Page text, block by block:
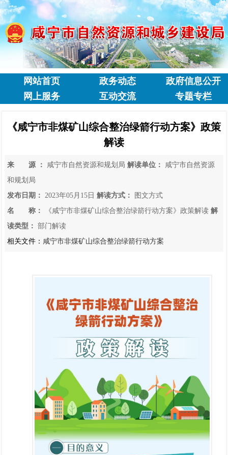
网站首页 政务动态
政府信息公开
网上服务
互动交流 专题专栏
《咸宁市非煤矿山综合整治绿箭行动方案》政策
解读
来 源 ： 咸宁市自然资源和规划局 解读单位：
咸宁市自然资源
和规划局
发布日期：
2023年05月15日 解读方式：
图文方式
名 称：
《咸宁市非煤矿山综合整治绿箭行动方案》政策解读 解
读类型：
部门解读
相关文件： 咸宁市非煤矿山综合整治绿箭行动方案